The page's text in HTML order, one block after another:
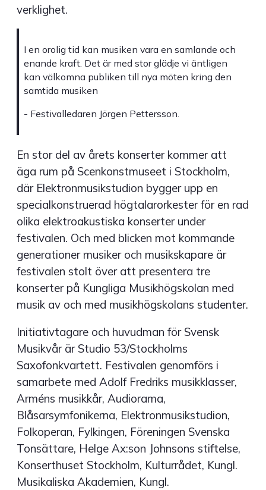
verklighet.
I en orolig tid kan musiken vara en samlande och
enande kraft. Det är med stor glädje vi äntligen
kan välkomna publiken till nya möten kring den
samtida musiken
- Festivalledaren Jörgen Pettersson.
En stor del av årets konserter kommer att
äga rum på Scenkonstmuseet i Stockholm,
där Elektronmusikstudion bygger upp en
specialkonstruerad högtalarorkester för en rad
olika elektroakustiska konserter under
festivalen. Och med blicken mot kommande
generationer musiker och musikskapare är
festivalen stolt över att presentera tre
konserter på Kungliga Musikhögskolan med
musik av och med musikhögskolans studenter.
Initiativtagare och huvudman för Svensk
Musikvår är Studio 53/Stockholms
Saxofonkvartett. Festivalen genomförs i
samarbete med Adolf Fredriks musikklasser,
Arméns musikkår, Audiorama,
Blåsarsymfonikerna, Elektronmusikstudion,
Folkoperan, Fylkingen, Föreningen Svenska
Tonsättare, Helge Ax:son Johnsons stiftelse,
Konserthuset Stockholm, Kulturrådet, Kungl.
Musikaliska Akademien, Kungl.